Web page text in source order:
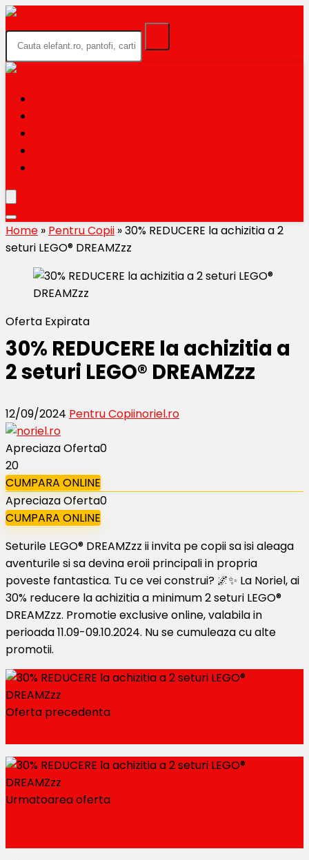
Home » Pentru Copii »30% REDUCERE la achizitia a 2
seturi LEGO® DREAMZzz
Oferta Expirata
30% REDUCERE la achizitia a
2 seturi LEGO® DREAMZzz
12/09/2024 Pentru Copiinoriel.ro
Apreciaza Oferta0
20
CUMPARA ONLINE
Apreciaza Oferta0
CUMPARA ONLINE
Seturile LEGO® DREAMZzz ii invita pe copii sa isi aleaga
aventurile si sa devina eroii principali in propria
poveste fantastica. Tu ce vei construi? 🌌✨ La Noriel, ai
30% reducere la achizitia a minimum 2 seturi LEGO®
DREAMZzz. Promotie exclusive online, valabila in
perioada 11.09-09.10.2024. Nu se cumuleaza cu alte
promotii.
Oferta precedenta
Urmatoarea oferta